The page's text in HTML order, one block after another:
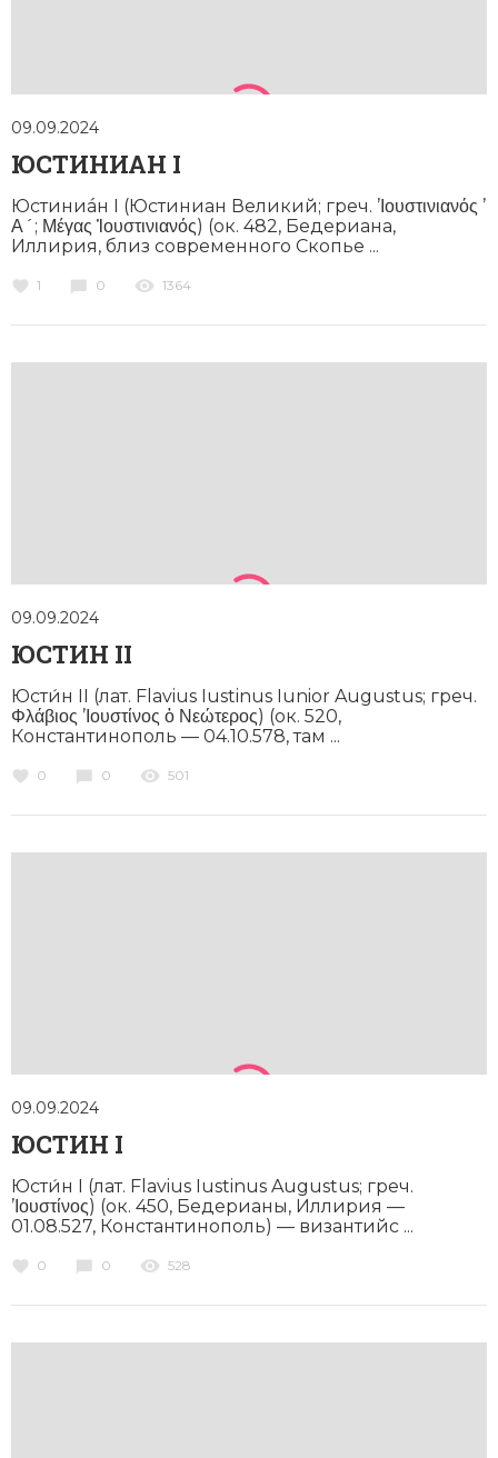
Южная Америка
09.09.2024
ЮСТИНИАН I
Юстиниáн I (Юстиниан Великий; греч. ’Ιουστινιανός ’
Α´; Μέγας Ἰουστινιανός) (ок. 482, Бедериана,
Иллирия, близ современного Скопье ...
1 0 1364
09.09.2024
ЮСТИН II
Юсти́н II (лат. Flavius Iustinus Iunior Augustus; греч.
Φλάβιος ’Ιουστίνος ὁ Νεώτερος) (ок. 520,
Константинополь — 04.10.578, там ...
0 0 501
09.09.2024
ЮСТИН I
Юсти́н I (лат. Flavius Iustinus Augustus; греч.
’Ιουστίνος) (ок. 450, Бедерианы, Иллирия —
01.08.527, Константинополь) — византийс ...
0 0 528